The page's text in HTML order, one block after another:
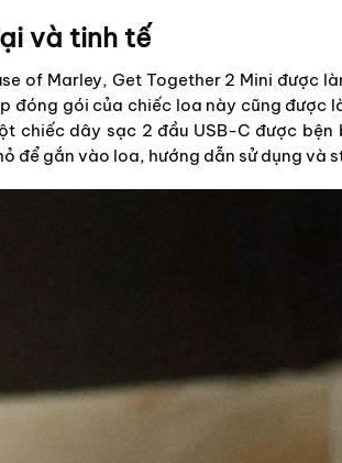
và tinh tế
of Marley, Get Together 2 Mini được
đóng gói của chiếc loa này cũng được
chiếc dây sạc 2 đầu USB-C được
để gắn vào loa, hướng dẫn sử dụng và